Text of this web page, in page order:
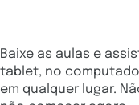
Baixe as aulas e
tablet, no
em qualquer lugar.